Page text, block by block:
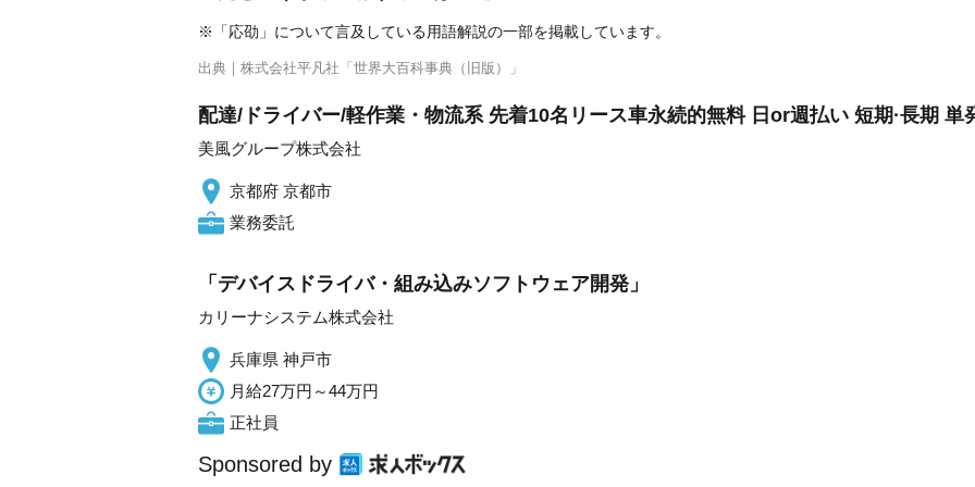
※「応劭」について言及している用語解説の一部を掲載しています。
出典｜ 株式会社平凡社「世界大百科事典（旧版）」
配達/ドライバー/軽作業・物流系 先着10名リース車永続的無料 日or週払い 短期·長期 単
美風グループ株式会社
京都府 京都市
業務委託
「デバイスドライバ・組み込みソフトウェア開発」
カリーナシステム株式会社
兵庫県 神戸市
月給27万円～44万円
正社員
Sponsored by